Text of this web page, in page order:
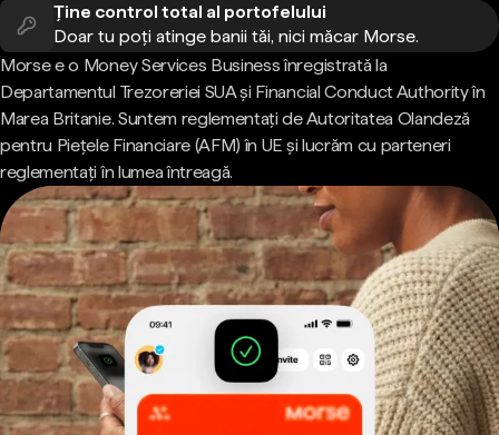
Ține control total al portofelului
Doar tu poți atinge banii tăi, nici măcar Morse.
Morse e o Money Services Business înregistrată la
Departamentul Trezoreriei SUA și Financial Conduct Authority în
Marea Britanie. Suntem reglementați de Autoritatea Olandeză
pentru Piețele Financiare (AFM) în UE și lucrăm cu parteneri
reglementați în lumea întreagă.